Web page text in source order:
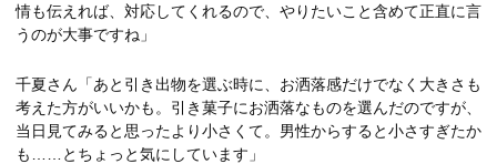
情も伝えれば、対応してくれるので、やりたいこと含めて正直に言
うのが大事ですね」
千夏さん「あと引き出物を選ぶ時に、お洒落感だけでなく大きさも
考えた方がいいかも。引き菓子にお洒落なものを選んだのですが、
当日見てみると思ったより小さくて。男性からすると小さすぎたか
も……とちょっと気にしています」